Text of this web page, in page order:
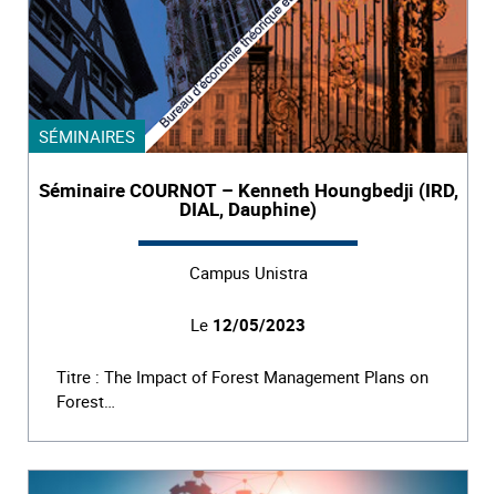
SÉMINAIRES
Séminaire COURNOT – Kenneth Houngbedji (IRD,
DIAL, Dauphine)
Campus Unistra
Le 12/05/2023
Titre : The Impact of Forest Management Plans on
Forest…